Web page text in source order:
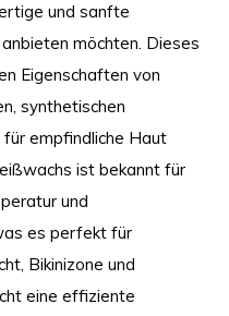
und sanfte
möchten. Dieses
Eigenschaften von
synthetischen
empfindliche Haut
ist bekannt für
und
es perfekt für
Bikinizone und
eine effiziente